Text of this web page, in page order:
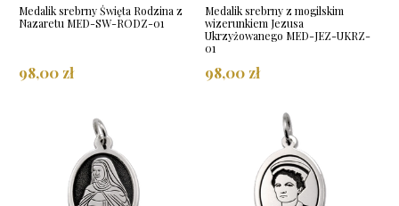
Medalik srebrny Święta Rodzina z
Nazaretu MED-SW-RODZ-01
98,00 zł
Medalik srebrny z mogilskim
wizerunkiem Jezusa
Ukrzyżowanego MED-JEZ-UKRZ-
01
98,00 zł